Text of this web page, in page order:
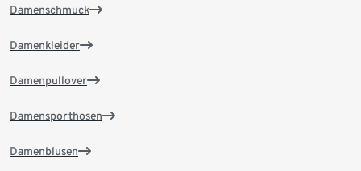
Damenschmuck
Damenkleider
Damenpullover
Damensporthosen
Damenblusen